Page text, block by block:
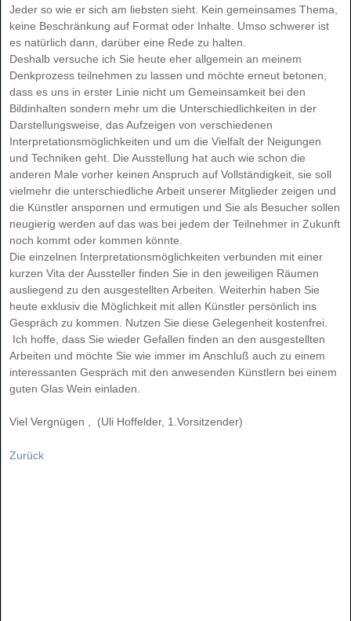
Jeder so wie er sich am liebsten sieht. Kein gemeinsames Thema,
keine Beschränkung auf Format oder Inhalte. Umso schwerer ist
es natürlich dann, darüber eine Rede zu halten.
Deshalb versuche ich Sie heute eher allgemein an meinem
Denkprozess teilnehmen zu lassen und möchte erneut betonen,
dass es uns in erster Linie nicht um Gemeinsamkeit bei den
Bildinhalten sondern mehr um die Unterschiedlichkeiten in der
Darstellungsweise, das Aufzeigen von verschiedenen
Interpretationsmöglichkeiten und um die Vielfalt der Neigungen
und Techniken geht. Die Ausstellung hat auch wie schon die
anderen Male vorher keinen Anspruch auf Vollständigkeit, sie soll
vielmehr die unterschiedliche Arbeit unserer Mitglieder zeigen und
die Künstler anspornen und ermutigen und Sie als Besucher sollen
neugierig werden auf das was bei jedem der Teilnehmer in Zukunft
noch kommt oder kommen könnte.
Die einzelnen Interpretationsmöglichkeiten verbunden mit einer
kurzen Vita der Aussteller finden Sie in den jeweiligen Räumen
ausliegend zu den ausgestellten Arbeiten. Weiterhin haben Sie
heute exklusiv die Möglichkeit mit allen Künstler persönlich ins
Gespräch zu kommen. Nutzen Sie diese Gelegenheit kostenfrei.
Ich hoffe, dass Sie wieder Gefallen finden an den ausgestellten
Arbeiten und möchte Sie wie immer im Anschluß auch zu einem
interessanten Gespräch mit den anwesenden Künstlern bei einem
guten Glas Wein einladen.
Viel Vergnügen , (Uli Hoffelder, 1.Vorsitzender)
Zurück